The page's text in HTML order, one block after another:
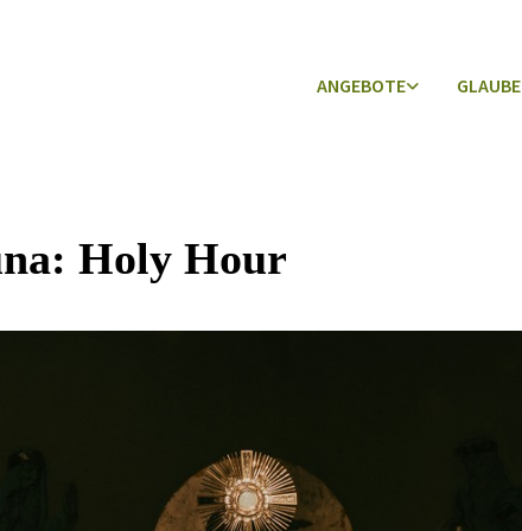
ANGEBOTE GLAUBE
Holy Hour